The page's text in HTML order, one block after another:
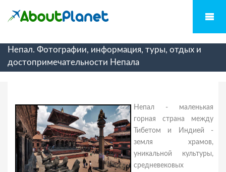
Непал. Фотографии, информация, туры, отдых и
достопримечательности Непала
Непал - маленькая
горная страна между
Тибетом и Индией -
земля храмов,
уникальной культуры,
средневековых